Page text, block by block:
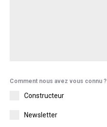
Comment nous avez vous connu ?
Constructeur
Newsletter